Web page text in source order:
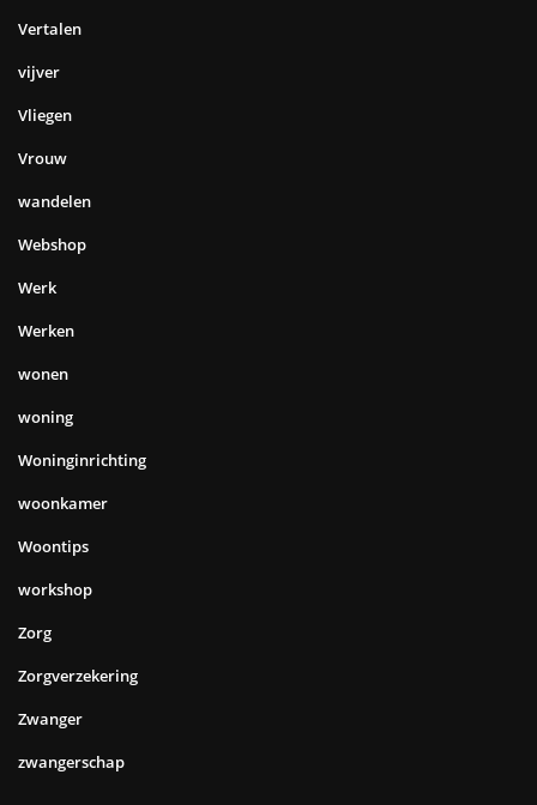
Vertalen
vijver
Vliegen
Vrouw
wandelen
Webshop
Werk
Werken
wonen
woning
Woninginrichting
woonkamer
Woontips
workshop
Zorg
Zorgverzekering
Zwanger
zwangerschap